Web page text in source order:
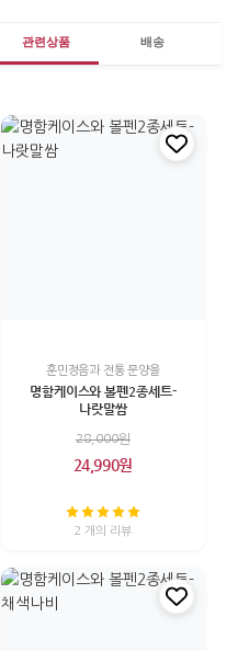
관련상품 배송
훈민정음과 전통 문양을
명함케이스와 볼펜2종세트-
나랏말쌈
28,000원
24,990원
2 개의 리뷰